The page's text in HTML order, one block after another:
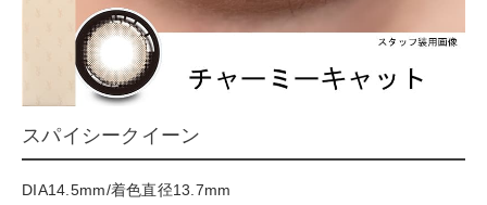
スパイシークイーン
DIA14.5mm/着色直径13.7mm